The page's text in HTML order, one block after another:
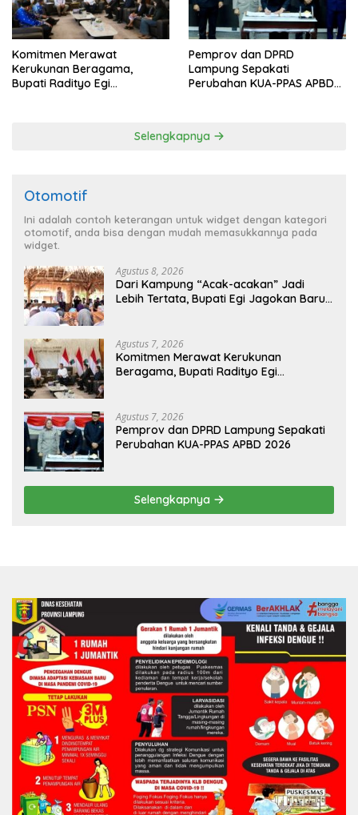
Komitmen Merawat
Kerukunan Beragama,
Bupati Radityo Egi
Pemprov dan DPRD
Lampung Sepakati
Perubahan KUA-PPAS APBD
Selengkapnya
Otomotif
Ini adalah contoh keterangan untuk widget dengan kategori
otomotif, anda bisa dengan mudah memasukkannya pada
widget.
Agustus 8, 2026
Dari Kampung “Acak-acakan” Jadi
Lebih Tertata, Bupati Egi Jagokan Baru
Agustus 7, 2026
Komitmen Merawat Kerukunan
Beragama, Bupati Radityo Egi
Agustus 7, 2026
Pemprov dan DPRD Lampung Sepakati
Perubahan KUA-PPAS APBD 2026
Selengkapnya